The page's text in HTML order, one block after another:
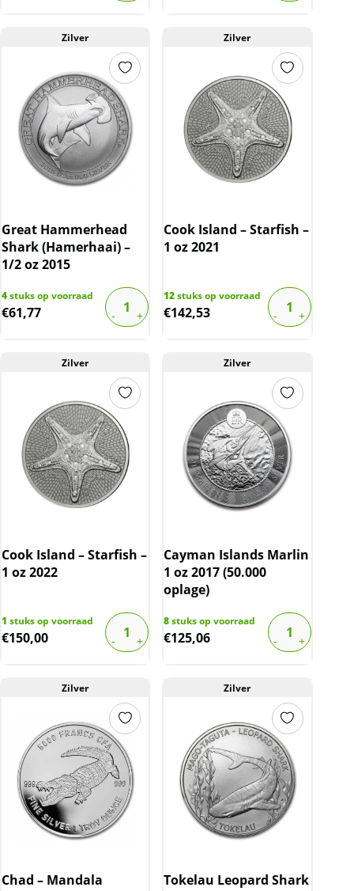
Zilver
Great Hammerhead
Shark (Hamerhaai) –
1/2 oz 2015
4stuks op voorraad
€61,77
Zilver
Cook Island – Starfish –
1 oz 2021
12stuks op voorraad
€142,53
Zilver
Cook Island – Starfish –
1 oz 2022
1 stuks op voorraad
€150,00
Zilver
Cayman Islands Marlin
1 oz 2017 (50.000
oplage)
8stuks op voorraad
€125,06
Zilver
Chad – Mandala
Zilver
Tokelau Leopard Shark